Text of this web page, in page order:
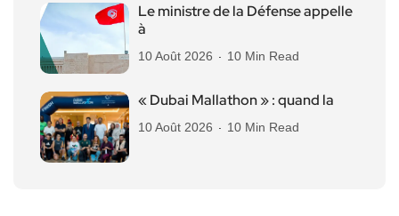
Le ministre de la Défense appelle
à
10 Août 2026 10 Min Read
« Dubai Mallathon » : quand la
10 Août 2026 10 Min Read